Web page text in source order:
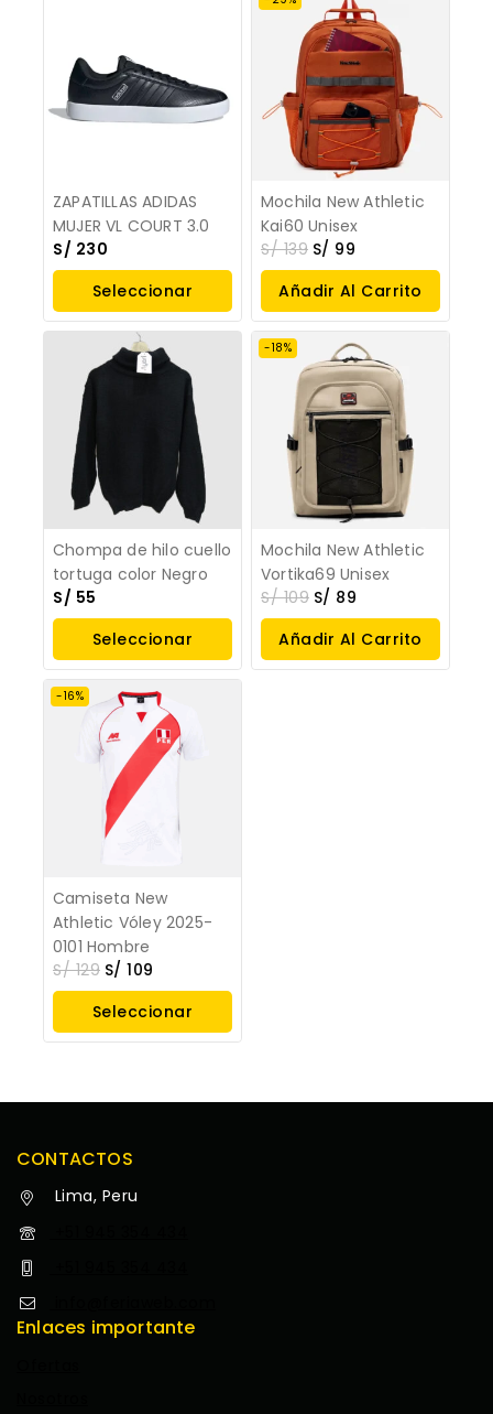
ZAPATILLAS ADIDAS
MUJER VL COURT 3.0
S/ 230
Seleccionar
Opciones
Mochila New Athletic
Kai60 Unisex
S/139 S/ 99
Añadir Al Carrito
Chompa de hilo cuello
tortuga color Negro
S/ 55
Seleccionar
Opciones
-18%
Mochila New Athletic
Vortika69 Unisex
S/109 S/ 89
Añadir Al Carrito
-16%
Camiseta New
Athletic Vóley 2025-
0101 Hombre
S/129 S/ 109
Seleccionar
Opciones
CONTACTOS
Lima, Peru
Enlaces importante